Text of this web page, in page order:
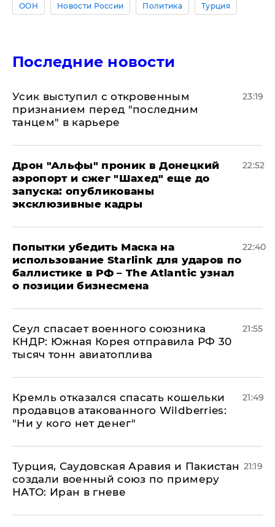
ООН Новости России Политика Турция
Последние новости
Усик выступил с откровенным
признанием перед "последним
танцем" в карьере
23:19
Дрон "Альфы" проник в Донецкий
аэропорт и сжег "Шахед" еще до
запуска: опубликованы
эксклюзивные кадры
22:52
Попытки убедить Маска на
использование Starlink для ударов по
баллистике в РФ – The Atlantic узнал
о позиции бизнесмена
22:40
​Сеул спасает военного союзника
КНДР: Южная Корея отправила РФ 30
тысяч тонн авиатоплива
21:55
Кремль отказался спасать кошельки
продавцов атакованного Wildberries:
"Ни у кого нет денег"
21:49
Турция, Саудовская Аравия и Пакистан
создали военный союз по примеру
НАТО: Иран в гневе
21:19